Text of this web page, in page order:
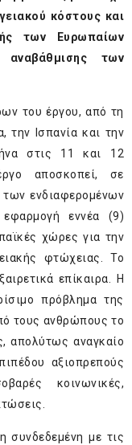
κόστους και
των Ευρωπαίων
των
του έργου, από τη
την Ισπανία και την
στις 11 και 12
αποσκοπεί, σε
ενδιαφερομένων
εννέα (9)
χώρες για την
φτώχειας. Το
επίκαιρα. Η
πρόβλημα της
τους ανθρώπους το
απολύτως αναγκαίο
αξιοπρεπούς
κοινωνικές,
συνδεδεμένη με τις